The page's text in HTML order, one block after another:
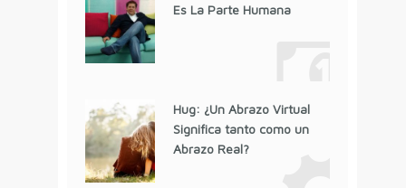
Es La Parte Humana
Hug: ¿Un Abrazo Virtual
Significa tanto como un
Abrazo Real?